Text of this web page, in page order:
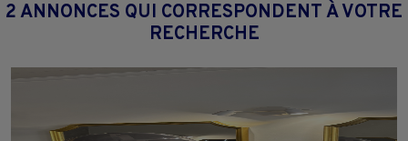
2 ANNONCES QUI CORRESPONDENT À VOTRE
RECHERCHE